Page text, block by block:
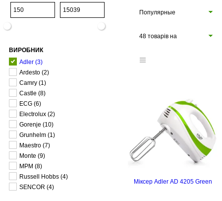
ВИРОБНИК
Adler (3)
Ardesto (2)
Camry (1)
Castle (8)
ECG (6)
Electrolux (2)
Gorenje (10)
Grunhelm (1)
Maestro (7)
Monte (9)
MPM (8)
Russell Hobbs (4)
SENCOR (4)
Популярные
48 товарів на
Міксер Adler AD 4205 Green